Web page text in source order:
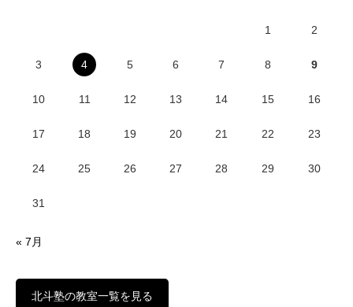
1 2
3 4 5 6 7 8 9
10 11 12 13 14 15 16
17 18 19 20 21 22 23
24 25 26 27 28 29 30
31
« 7月
北斗塾の教室一覧を見る